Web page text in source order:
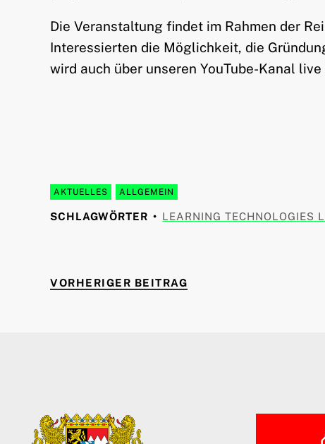
Die Veranstaltung findet im Rahmen der
Interessierten die Möglichkeit, die
wird auch über unseren YouTube-Kanal
AKTUELLES ALLGEMEIN
SCHLAGWÖRTER LEARNING TECHNOLOGIES
Beitragsnavigation
VORHERIGER BEITRAG